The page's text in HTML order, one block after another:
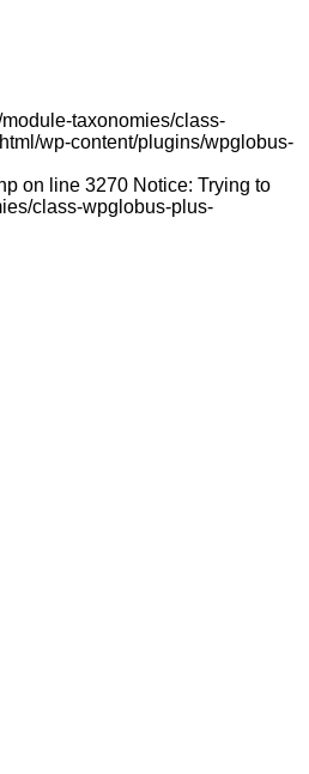
taxonomies/class-
wp-content/plugins/wpglobus-
on line 3270 Notice: Trying to
class-wpglobus-plus-